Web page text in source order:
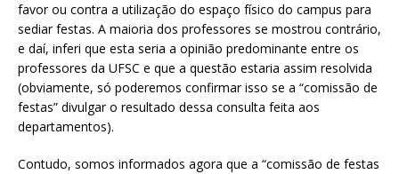
favor ou contra a utilização do espaço físico do campus para
sediar festas. A maioria dos professores se mostrou contrário,
e daí, inferi que esta seria a opinião predominante entre os
professores da UFSC e que a questão estaria assim resolvida
(obviamente, só poderemos confirmar isso se a “comissão de
festas” divulgar o resultado dessa consulta feita aos
departamentos).
Contudo, somos informados agora que a “comissão de festas